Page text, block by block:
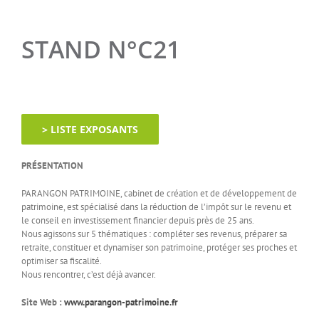
STAND N°C21
> LISTE EXPOSANTS
PRÉSENTATION
PARANGON PATRIMOINE, cabinet de création et de développement de
patrimoine, est spécialisé dans la réduction de l’impôt sur le revenu et
le conseil en investissement financier depuis près de 25 ans.
Nous agissons sur 5 thématiques : compléter ses revenus, préparer sa
retraite, constituer et dynamiser son patrimoine, protéger ses proches et
optimiser sa fiscalité.
Nous rencontrer, c’est déjà avancer.
Site Web : www.parangon-patrimoine.fr